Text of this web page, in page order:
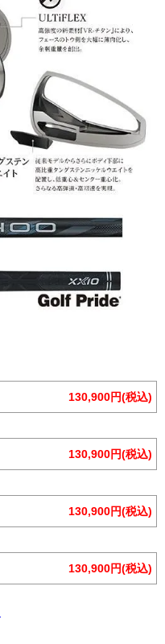
130,900円(税込)
130,900円(税込)
130,900円(税込)
130,900円(税込)